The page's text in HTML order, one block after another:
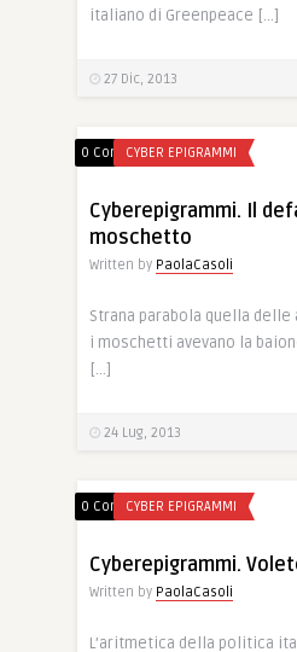
italiano di Greenpeace […]
27 Dic, 2013
0 CommentsCYBER EPIGRAMMI
Cyberepigrammi. Il
moschetto
Written by PaolaCasoli
Strana parabola quella delle
i moschetti avevano la
[…]
24 Lug, 2013
0 CommentsCYBER EPIGRAMMI
Cyberepigrammi.
Written by PaolaCasoli
L’aritmetica della politica